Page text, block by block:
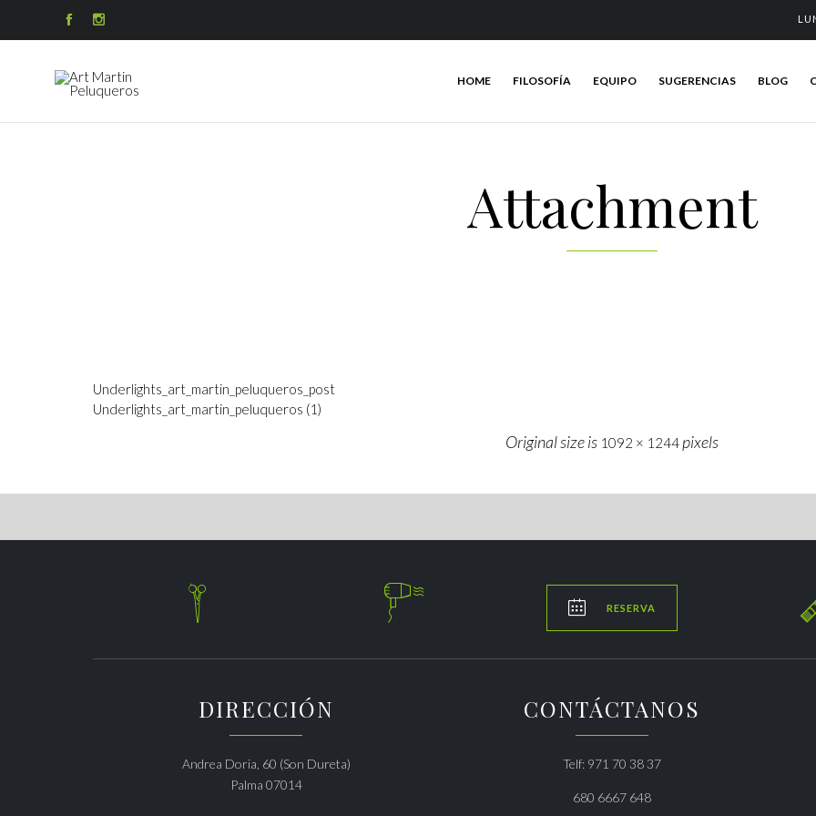
 
HOME FILOSOFÍA EQUIPO SUGERENCIAS BLOG
Attachment
Underlights_art_martin_peluqueros_post
Underlights_art_martin_peluqueros (1)
Original size is 1092 × 1244 pixels
   RESERVA
DIRECCIÓN
Andrea Doria, 60 (Son Dureta)
Palma 07014
CONTÁCTANOS
Telf: 971 70 38 37
680 6667 648